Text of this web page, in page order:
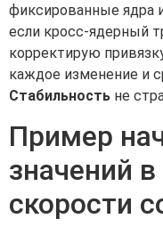
фиксированные ядра
если кросс-ядерный
корректирую
каждое изменение и
Стабильность не
Пример
значений
скорости